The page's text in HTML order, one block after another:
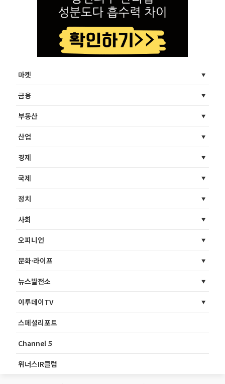
마켓
금융
부동산
산업
경제
국제
정치
사회
오피니언
문화·라이프
뉴스발전소
이투데이TV
스페셜리포트
Channel 5
위너스IR클럽